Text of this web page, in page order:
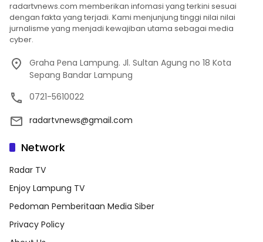
radartvnews.com memberikan infomasi yang terkini sesuai
dengan fakta yang terjadi. Kami menjunjung tinggi nilai nilai
jurnalisme yang menjadi kewajiban utama sebagai media
cyber.
Graha Pena Lampung. Jl. Sultan Agung no 18 Kota
Sepang Bandar Lampung
0721-5610022
radartvnews@gmail.com
Network
Radar TV
Enjoy Lampung TV
Pedoman Pemberitaan Media Siber
Privacy Policy